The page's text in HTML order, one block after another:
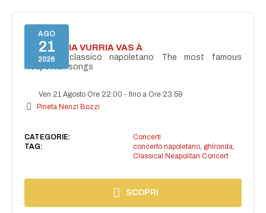
AGO
21
2026
I'TE VURRIA VURRIA VAS À
Concerto classico napoletano The most famous
Neapolitan songs
Ven 21 Agosto Ore 22:00 -fino a Ore 23:59
Pineta Nenzi Bozzi
CATEGORIE:
Concerti
TAG:
concerto napoletano, ghironda
Classical Neapolitan Concert
SCOPRI